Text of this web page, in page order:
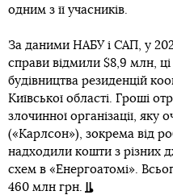
одним з її учасників.
За даними НАБУ і САП, у
справи відмили $8,9 млн,
будівництва резиденцій
Київської області. Гроші
злочинної організації,
(«Карлсон»), зокрема від
надходили кошти з різних
схем в «Енергоатомі».
460 млн грн.